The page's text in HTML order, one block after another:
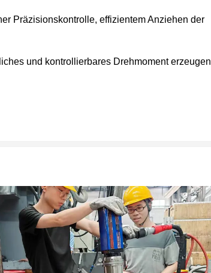
Präzisionskontrolle, effizientem Anziehen der
und kontrollierbares Drehmoment erzeugen